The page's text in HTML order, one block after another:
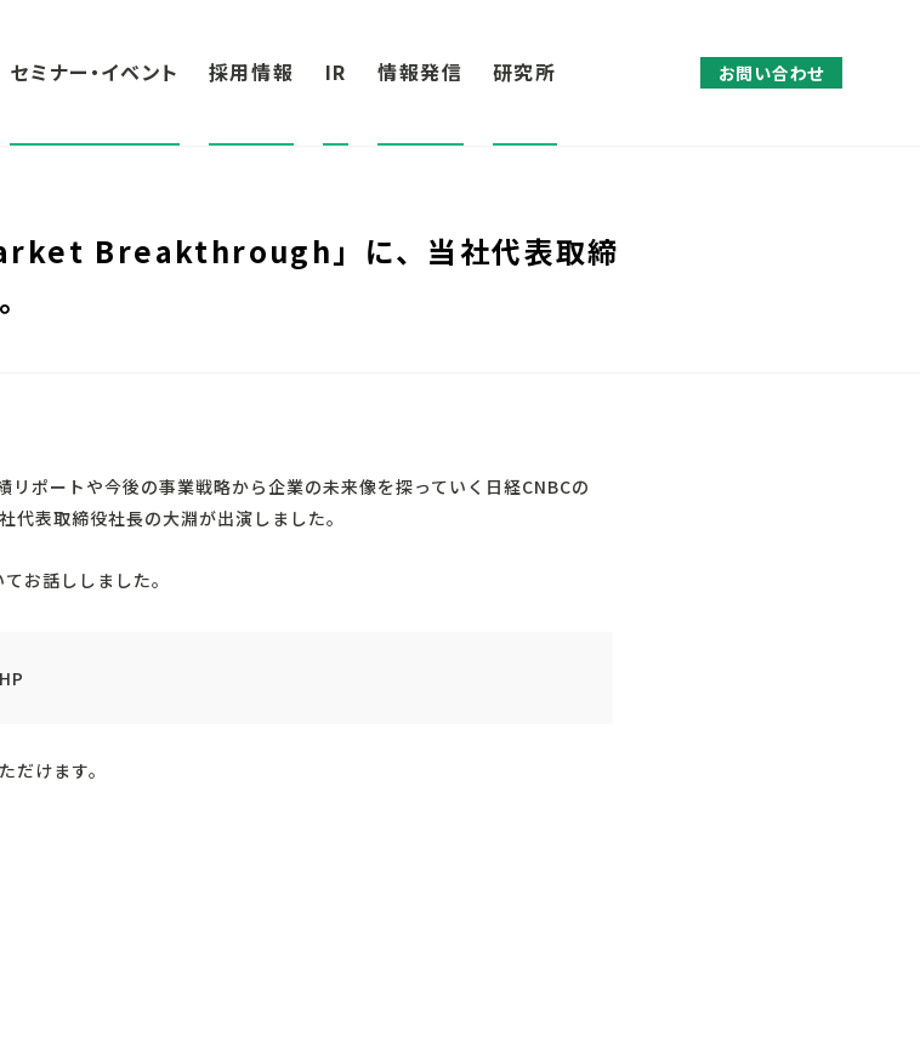
セミナー・イベント 採用情報 IR 情報発信 研究所 お問い合わせ
Breakthrough」に、当社代表取締
ポートや今後の事業戦略から企業の未来像を探っていく日経CNBCの
表取締役社長の大淵が出演しました。
お話ししました。
けます。